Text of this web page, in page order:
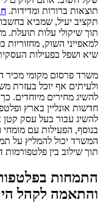
תוצאות ברורות ומדידות.
תקציב יעיל, שמביא
תוך שיקולי עלות תועלת.
למאפייני השוק,
שיא ושפל בפעילות
משרד פרסום מקומי מכיר
ולעיתים אף יוכל בעזרת
להשיג מחירים מיוחדים.
חדשות אונליין בארץ
להשיג עבור בעל עסק קטן
בנוסף, הפעילות עם מומחי
המשרד יכול להמליץ על
תוך שילוב בין פלטפורמות
התמחות
והתאמה לקהל